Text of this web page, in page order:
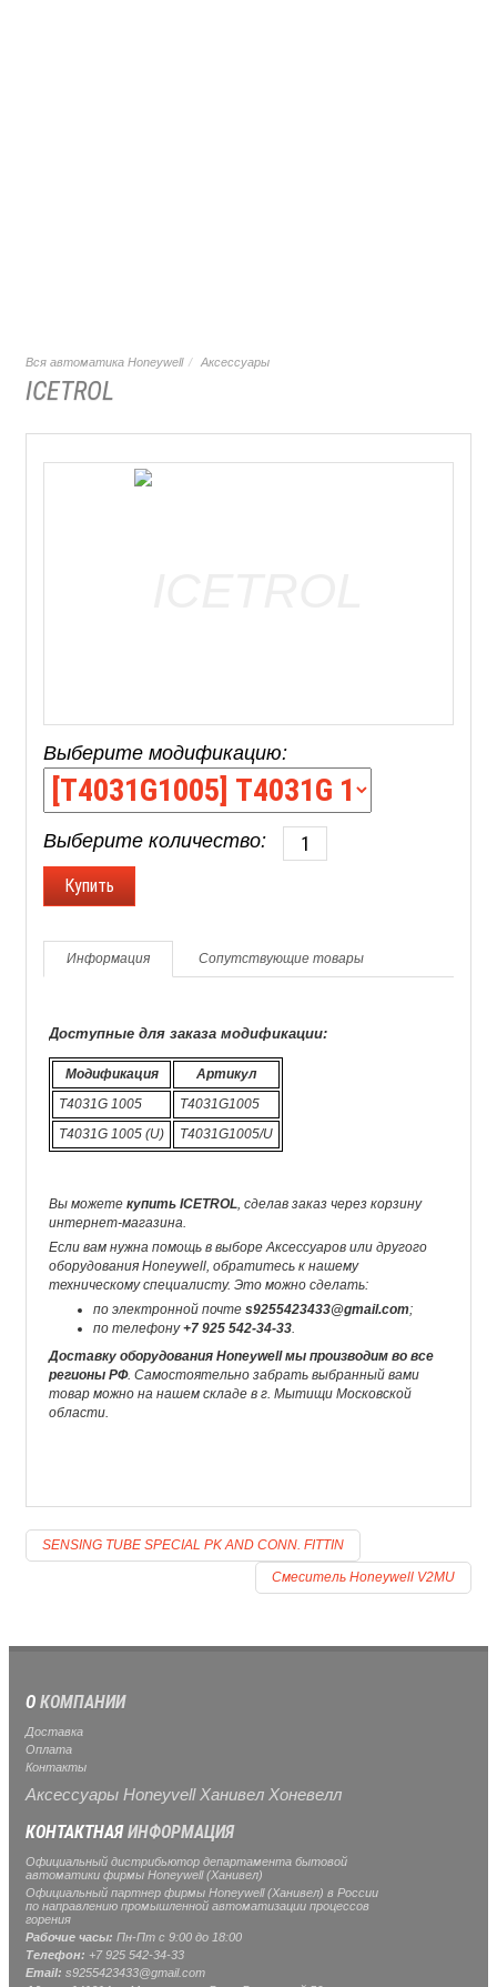
Вся автоматика Honeywell Аксессуары
ICETROL
Выберите модификацию:
Выберите количество:
Информация Сопутствующие товары
Доступные для заказа модификации:
Модификация
Артикул
T4031G 1005
T4031G1005
T4031G 1005 (U)
T4031G1005/U
Вы можете купить ICETROL , сделав заказ через корзину
интернет-магазина.
Если вам нужна помощь в выборе Аксессуаров или другого
оборудования Honeywell, обратитесь к нашему
техническому специалисту. Это можно сделать:
по электронной почте s9255423433@gmail.com;
по телефону+7 925 542-34-33
Доставку оборудования Honeywell мы производим во все
регионы РФ. Самостоятельно забрать выбранный вами
товар можно на нашем складе в г. Мытищи Московской
области.
SENSING TUBE SPECIAL PK AND CONN. FITTIN
Смеситель Honeywell V2MU
О КОМПАНИИ
Доставка
Оплата
Контакты
Аксессуары Honeyvell Ханивел Хоневелл
КОНТАКТНАЯИНФОРМАЦИЯ
Официальный дистрибьютор департамента бытовой
автоматики фирмы Honeywell (Ханивел)
Официальный партнер фирмы Honeywell (Ханивел) в России
по направлению промышленной автоматизации процессов
горения
Рабочие часы: Пн-Пт с 9:00 до 18:00
Телефон: +7 925 542-34-33
Email: s9255423433@gmail.com